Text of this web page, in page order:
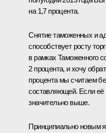
на 1,7 процента.
Снятие таможенных и
способствует росту
в рамках Таможенного
2 процента, и хочу
процента мы считаем
составляющей. Если её
значительно выше.
Принципиально новым